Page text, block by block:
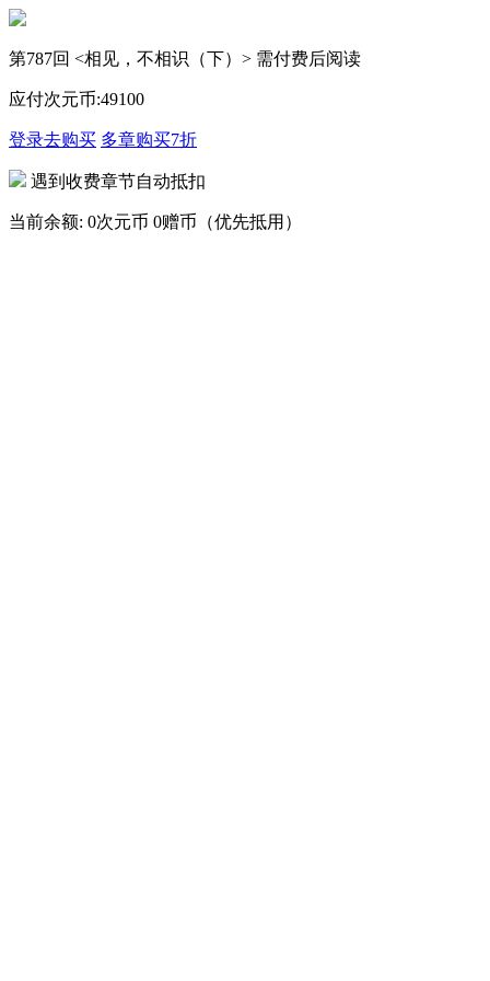
第787回 <相见，不相识（下）> 需付费后阅读
应付次元币:49100
登录去购买 多章购买7折
遇到收费章节自动抵扣
当前余额: 0次元币 0赠币（优先抵用）